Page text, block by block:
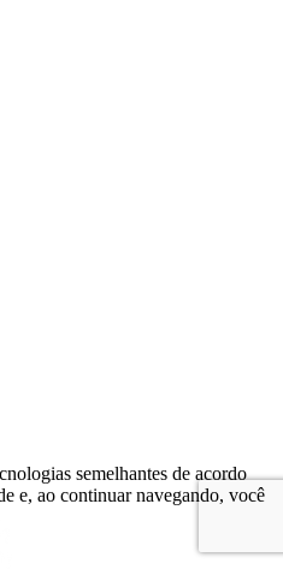
semelhantes de acordo
e, ao continuar navegando, você